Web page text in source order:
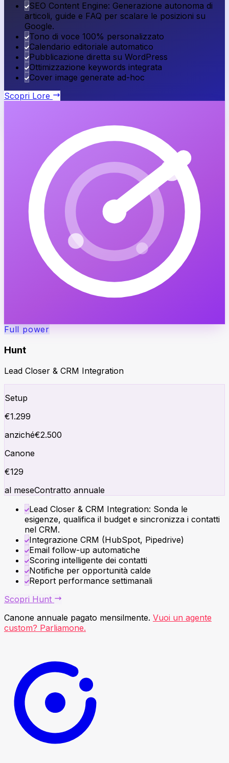
SEO Content Engine: Generazione autonoma di
articoli, guide e FAQ per scalare le posizioni su
Google.
Tono di voce 100% personalizzato
Calendario editoriale automatico
Pubblicazione diretta su WordPress
Ottimizzazione keywords integrata
Cover image generate ad-hoc
Scopri Lore
Full power
Hunt
Lead Closer & CRM Integration
Setup
€1.299
anziché€2.500
Canone
€129
al meseContratto annuale
Lead Closer & CRM Integration: Sonda le
esigenze, qualifica il budget e sincronizza i contatti
nel CRM.
Integrazione CRM (HubSpot, Pipedrive)
Email follow-up automatiche
Scoring intelligente dei contatti
Notifiche per opportunità calde
Report performance settimanali
Scopri Hunt
Canone annuale pagato mensilmente. Vuoi un agente
custom? Parliamone.